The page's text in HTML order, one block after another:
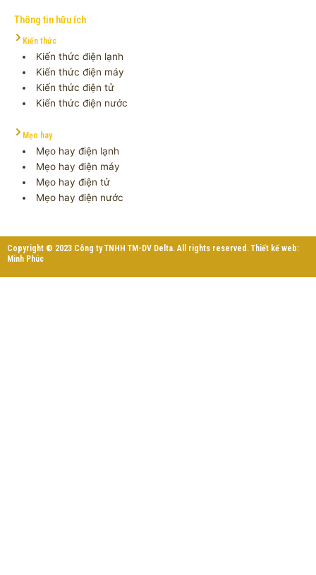
Thông tin hữu ích
Kiến thức
Kiến thức điện lạnh
Kiến thức điện máy
Kiến thức điện tử
Kiến thức điện nước
Mẹo hay
Mẹo hay điện lạnh
Mẹo hay điện máy
Mẹo hay điện tử
Mẹo hay điện nước
Copyright © 2023 Công ty TNHH TM-DV Delta. All rights reserved. Thiết kế web:
Minh Phúc